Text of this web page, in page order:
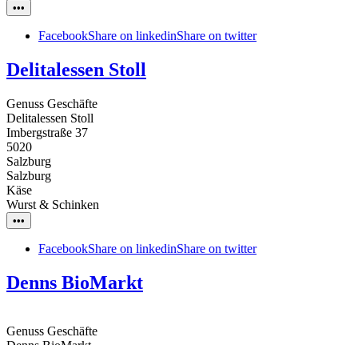
•••
FacebookShare on linkedinShare on twitter
Delitalessen Stoll
Genuss Geschäfte
Delitalessen Stoll
Imbergstraße 37
5020
Salzburg
Salzburg
Käse
Wurst & Schinken
•••
FacebookShare on linkedinShare on twitter
Denns BioMarkt
Genuss Geschäfte